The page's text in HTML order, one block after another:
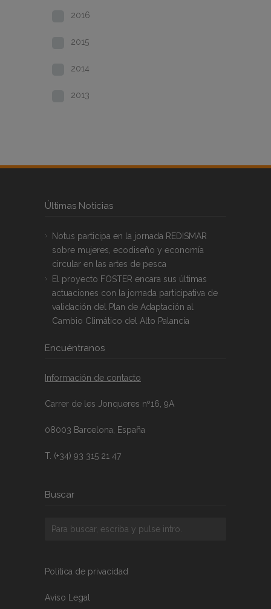
2016
2015
2014
2013
Últimas Noticias
Notus participa en la jornada REDISMAR
sobre mujeres, ecodiseño y economía
circular en las artes de pesca
El proyecto FOSTER encara sus últimas
actuaciones con la jornada participativa de
validación del Plan de Adaptación al
Cambio Climático del Alto Palancia
Encuéntranos
Información de contacto
Carrer de les Jonqueres nº16, 9A
08003 Barcelona, España
T. (+34) 93 315 21 47
Buscar
Política de privacidad
Aviso Legal